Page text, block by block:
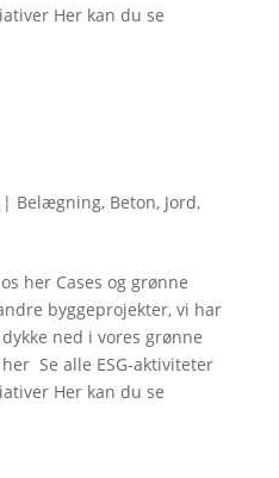
Her kan du se
Belægning, Beton, Jord,
her Cases og grønne
byggeprojekter, vi har
ned i vores grønne
Se alle ESG-aktiviteter
Her kan du se